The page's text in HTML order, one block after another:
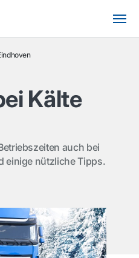
Kälte
auch bei
einige nützliche Tipps.